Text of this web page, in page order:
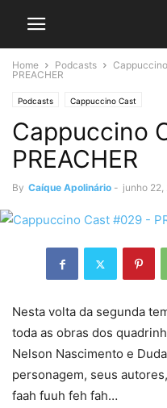
Home Podcasts
PREACHER
Podcasts Cappuccino Cast
Cappuccino
PREACHER
By Caíque Apolinário - junho 22,
Nesta volta da segunda
toda as obras dos
Nelson Nascimento e
personagem, seus
faah fuuh feh fah…